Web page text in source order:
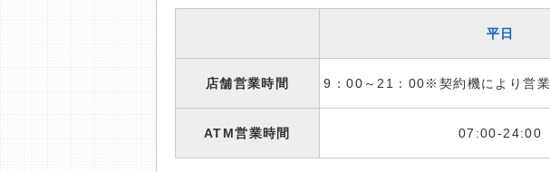
平日
店舗営業時間 9：00～21：00※契約機により営業
ATM営業時間 07:00-24:00